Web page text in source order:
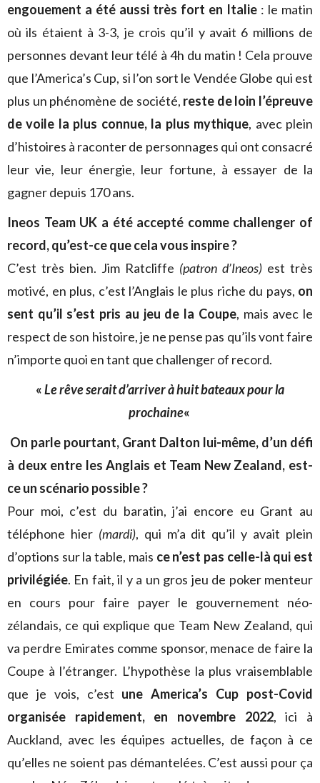
engouement a été aussi très fort en Italie : le matin
où ils étaient à 3-3, je crois qu’il y avait 6 millions de
personnes devant leur télé à 4h du matin ! Cela prouve
que l’America’s Cup, si l’on sort le Vendée Globe qui est
plus un phénomène de société, reste de loin l’épreuve
de voile la plus connue, la plus mythique, avec plein
d’histoires à raconter de personnages qui ont consacré
leur vie, leur énergie, leur fortune, à essayer de la
gagner depuis 170 ans.
Ineos Team UK a été accepté comme challenger of
record, qu’est-ce que cela vous inspire ?
C’est très bien. Jim Ratcliffe (patron d’Ineos) est très
motivé, en plus, c’est l’Anglais le plus riche du pays, on
sent qu’il s’est pris au jeu de la Coupe, mais avec le
respect de son histoire, je ne pense pas qu’ils vont faire
n’importe quoi en tant que challenger of record.
«Le rêve serait d’arriver à huit bateaux pour la
prochaine«
On parle pourtant, Grant Dalton lui-même, d’un défi
à deux entre les Anglais et Team New Zealand, est-
ce un scénario possible ?
Pour moi, c’est du baratin, j’ai encore eu Grant au
téléphone hier (mardi), qui m’a dit qu’il y avait plein
d’options sur la table, mais ce n’est pas celle-là qui est
privilégiée. En fait, il y a un gros jeu de poker menteur
en cours pour faire payer le gouvernement néo-
zélandais, ce qui explique que Team New Zealand, qui
va perdre Emirates comme sponsor, menace de faire la
Coupe à l’étranger. L’hypothèse la plus vraisemblable
que je vois, c’est une America’s Cup post-Covid
organisée rapidement, en novembre 2022, ici à
Auckland, avec les équipes actuelles, de façon à ce
qu’elles ne soient pas démantelées. C’est aussi pour ça